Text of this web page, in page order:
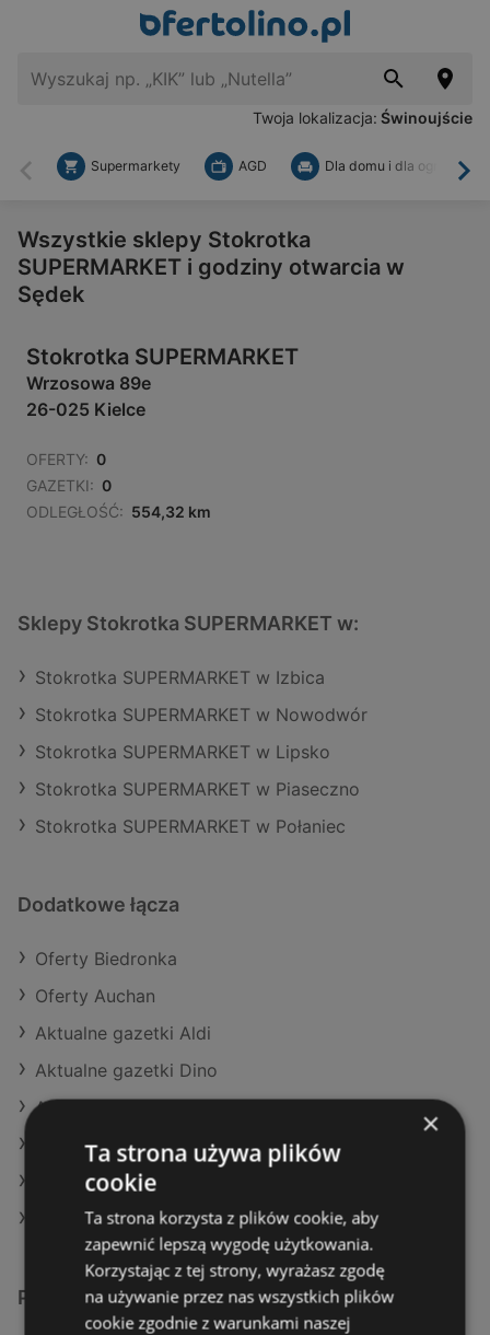
Twoja lokalizacja: Świnoujście
Wstecz
Supermarkety AGD Dla domu i dla ogrodu
Wszystkie sklepy Stokrotka
SUPERMARKET i godziny otwarcia w
Sędek
Stokrotka SUPERMARKET
Wrzosowa 89e
26-025 Kielce
OFERTY: 0
GAZETKI: 0
ODLEGŁOŚĆ: 554,32 km
Sklepy Stokrotka SUPERMARKET w:
Stokrotka SUPERMARKET w Izbica
Stokrotka SUPERMARKET w Nowodwór
Stokrotka SUPERMARKET w Lipsko
Stokrotka SUPERMARKET w Piaseczno
Stokrotka SUPERMARKET w Połaniec
Dodatkowe łącza
Oferty Biedronka
Oferty Auchan
Aktualne gazetki Aldi
Aktualne gazetki Dino
Aktualne gazetki Dealz
Aktualne gazetki Auchan
Aktualne gazetki Gram Market
Sklepy Stokrotka SUPERMARKET w Police
Podobne sklepy detaliczne
×
Ta strona używa plików
cookie
Ta strona korzysta z plików cookie, aby
zapewnić lepszą wygodę użytkowania.
Korzystając z tej strony, wyrażasz zgodę
na używanie przez nas wszystkich plików
cookie zgodnie z warunkami naszej